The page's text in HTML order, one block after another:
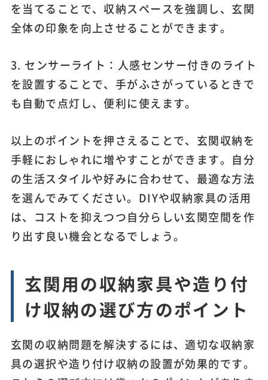
を当てることで、収納スペースを強調し、玄関
全体の印象を向上させることができます。
3. センサーライト：人感センサー付きのライト
を設置することで、手がふさがっているときで
も自動で点灯し、便利に使えます。
以上のポイントを押さえることで、玄関収納を
手軽におしゃれに増やすことができます。自分
の生活スタイルや好みに合わせて、最適な方法
を選んでみてください。DIYや収納家具の活用
は、コストを抑えつつ自分らしい玄関空間を作
り出す良い機会となるでしょう。
玄関用の収納家具や造り付
け収納の選び方のポイント
玄関の収納問題を解決するには、適切な収納家
具の選択や造り付け収納の設置が効果的です。